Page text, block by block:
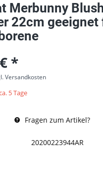
Merbunny
22cm geeignet
*
Versandkosten
5 Tage
Fragen zum Artikel?
20200223944AR